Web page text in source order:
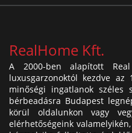
RealHome Kft.
A 2000-ben alapított
luxusgarzonoktól kezdve az
minőségi ingatlanok széles
bérbeadásra Budapest
körül oldalunkon vagy
elérhetőségeink